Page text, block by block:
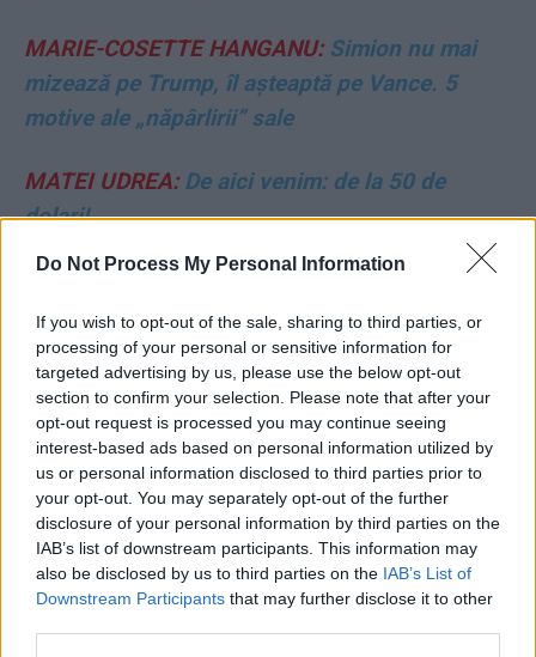
Do Not Process My Personal Information
If you wish to opt-out of the sale, sharing to third parties, or
processing of your personal or sensitive information for
targeted advertising by us, please use the below opt-out
section to confirm your selection. Please note that after your
opt-out request is processed you may continue seeing
interest-based ads based on personal information utilized by
us or personal information disclosed to third parties prior to
your opt-out. You may separately opt-out of the further
disclosure of your personal information by third parties on the
IAB’s list of downstream participants. This information may
also be disclosed by us to third parties on the IAB’s List of
Downstream Participants that may further disclose it to other
MARIE-COSETTE HANGANU:Simion nu mai
mizează pe Trump, îl așteaptă pe Vance. 5
motive ale „năpârlirii” sale
MATEI UDREA:De aici venim: de la 50 de
dolari!
ANDREI COLȚEA:Evanghelia după Donald
VASILE POPOVICI:Șarlatanie la Timișoara:
preoții au promovat un senator AUR sub nume
fals, pentru a-i ascunde trecutul
conspiraționist-legionar!
DOINA DABIJA:Un gest regretabil
FLORIN BURTA:Grindeanu pune cruce PSD-ului
GHEORGHE POSTELNICU:Un elefant se legăna